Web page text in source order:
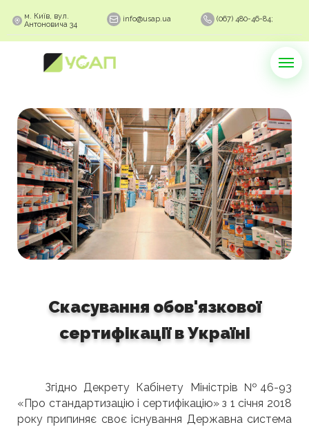
м. Київ, вул.
Антоновича 34
info@usap.ua (067) 480-46-84;
Скасування обов'язкової
сертифікації в Україні
Згідно Декрету Кабінету Міністрів №46-93
«Про стандартизацію і сертифікацію» з 1 січня 2018
року припиняє своє існування Державна система